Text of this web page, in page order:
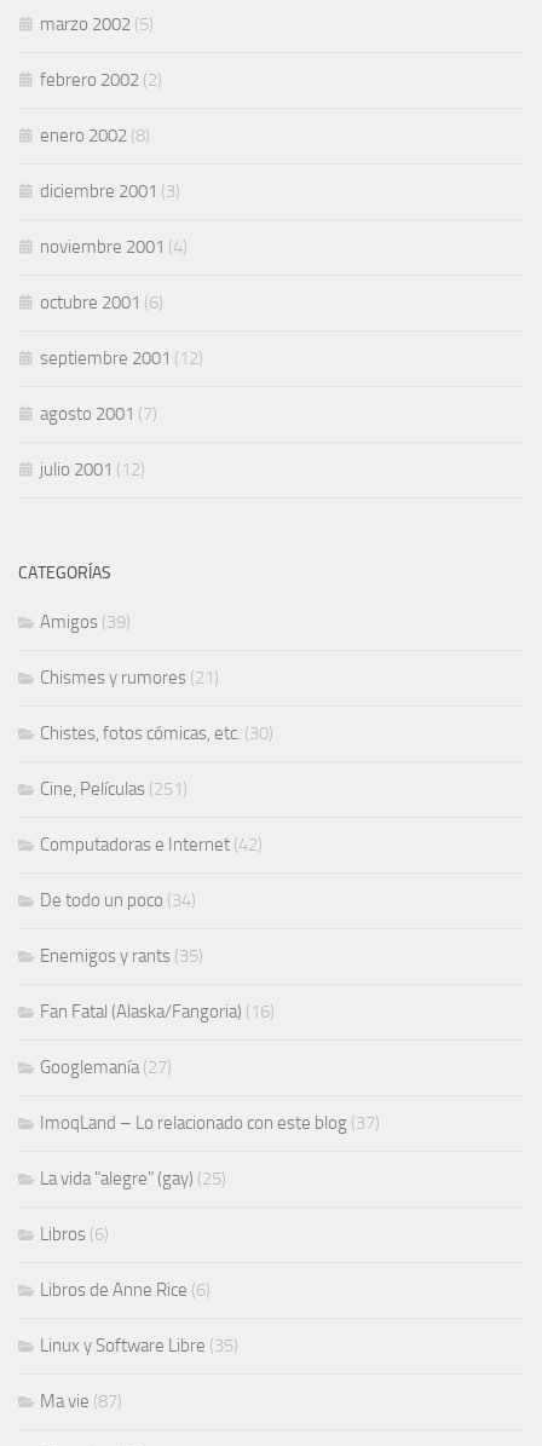
marzo 2002 (5)
febrero 2002 (2)
enero 2002 (8)
diciembre 2001 (3)
noviembre 2001 (4)
octubre 2001 (6)
septiembre 2001 (12)
agosto 2001 (7)
julio 2001 (12)
CATEGORÍAS
Amigos (39)
Chismes y rumores (21)
Chistes, fotos cómicas, etc. (30)
Cine, Películas (251)
Computadoras e Internet (42)
De todo un poco (34)
Enemigos y rants (35)
Fan Fatal (Alaska/Fangoria) (16)
Googlemanía(27)
ImoqLand – Lo relacionado con este blog (37)
La vida "alegre" (gay) (25)
Libros (6)
Libros de Anne Rice (6)
Linux y Software Libre (35)
Ma vie (87)